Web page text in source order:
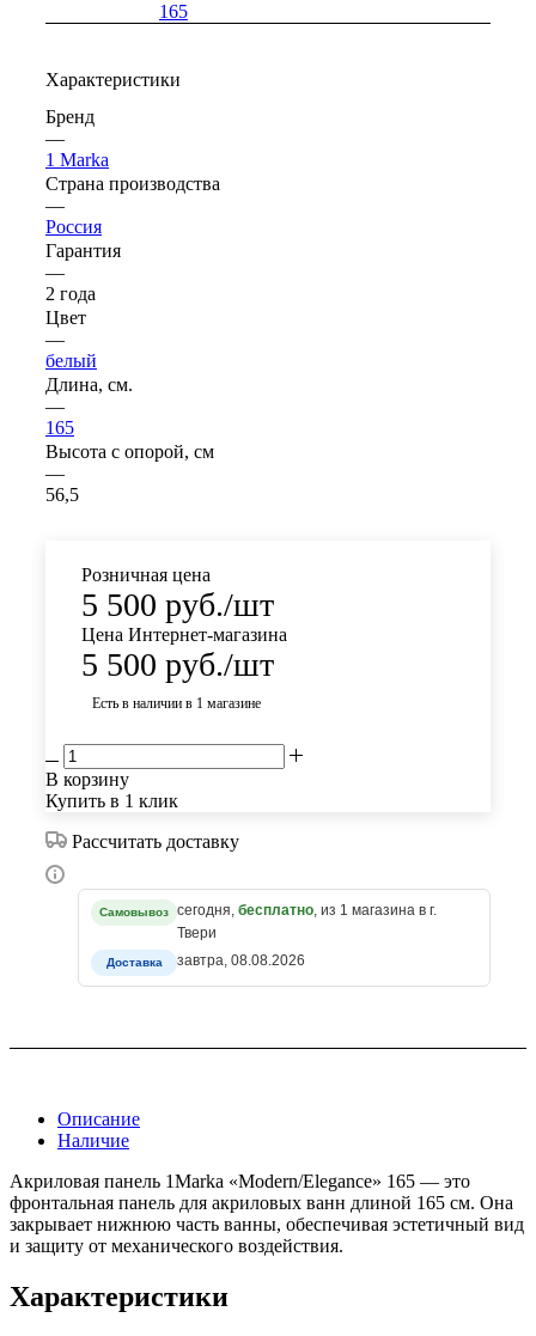
Характеристики
Бренд
—
1 Marka
Страна производства
—
Россия
Гарантия
—
2 года
Цвет
—
белый
Длина, см.
—
165
Высота с опорой, см
—
56,5
Розничная цена
5 500 руб./шт
Цена Интернет-магазина
5 500 руб./шт
Есть в наличии в 1 магазине
В корзину
Купить в 1 клик
Рассчитать доставку
Самовывоз сегодня, бесплатно, из 1 магазина в г.
Твери
Доставка завтра, 08.08.2026
Описание
Наличие
Акриловая панель 1Marka «Modern/Elegance» 165 — это
фронтальная панель для акриловых ванн длиной 165 см. Она
закрывает нижнюю часть ванны, обеспечивая эстетичный вид
и защиту от механического воздействия.
Характеристики